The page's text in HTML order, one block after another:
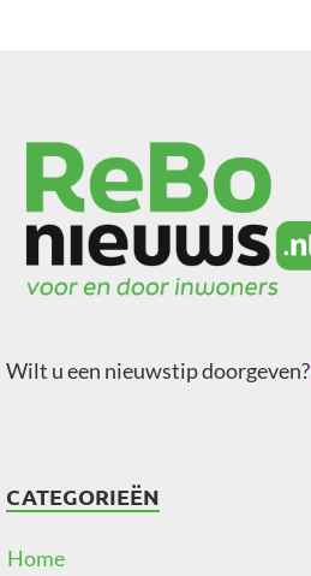
Wilt u een nieuwstip doorgeven?
CATEGORIEËN
Home